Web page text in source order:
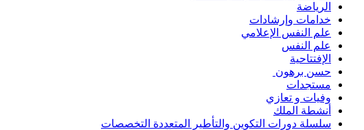
الرياضة
خدامات وإرشادات
علم النفس الإعلامي
علم النفس
الإفتتاحية
حسن برهون
مستجدات
وفيات و تعازي
أنشطة الملك
سلسلة دورات التكوين والتأطير المتعددة التخصصات